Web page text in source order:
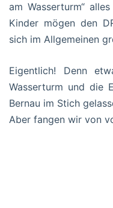
am Wasserturm“
Kinder mögen den
sich im Allgemeinen
Eigentlich! Denn
Wasserturm und die
Bernau im Stich
Aber fangen wir von